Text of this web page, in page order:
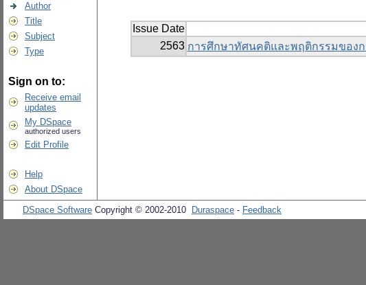
Author
Title
Subject
Type
Sign on to:
Receive email
updates
My DSpace
authorized users
Edit Profile
Help
About DSpace
Issue Date
2563 การศึกษาทัศนคติและพฤติกรรมของ
DSpace Software Copyright © 2002-2010 Duraspace - Feedback